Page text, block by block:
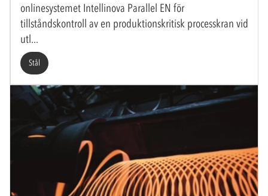
onlinesystemet Intellinova Parallel EN för
tillståndskontroll av en produktionskritisk processkran vid
utl
Stål